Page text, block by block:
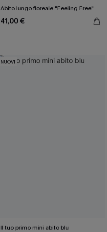
Abito lungo floreale "Feeling Free"
41,00 €
NUOVI
Il tuo primo mini abito blu